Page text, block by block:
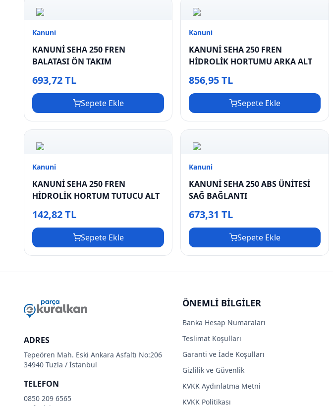
Kanuni
KANUNİ SEHA 250 FREN
BALATASI ÖN TAKIM
693,72 TL
Sepete Ekle
Kanuni
KANUNİ SEHA 250 FREN
HİDROLİK HORTUMU ARKA ALT
856,95 TL
Sepete Ekle
Kanuni
KANUNİ SEHA 250 FREN
HİDROLİK HORTUM TUTUCU ALT
142,82 TL
Sepete Ekle
Kanuni
KANUNİ SEHA 250 ABS ÜNİTESİ
SAĞ BAĞLANTI
673,31 TL
Sepete Ekle
ADRES
Tepeören Mah. Eski Ankara Asfaltı No:206
34940 Tuzla / İstanbul
TELEFON
0850 209 6565
ÖNEMLİ BİLGİLER
Banka Hesap Numaraları
Teslimat Koşulları
Garanti ve İade Koşulları
Gizlilik ve Güvenlik
KVKK Aydınlatma Metni
KVKK Politikası